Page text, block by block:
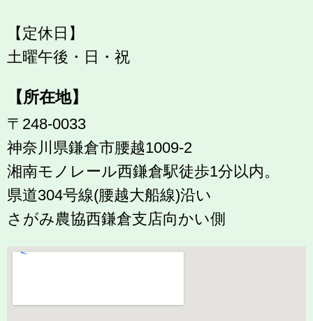
【定休日】
土曜午後・日・祝
【所在地】
〒248-0033
神奈川県鎌倉市腰越1009-2
湘南モノレール西鎌倉駅徒歩1分以内。
県道304号線(腰越大船線)沿い
さがみ農協西鎌倉支店向かい側